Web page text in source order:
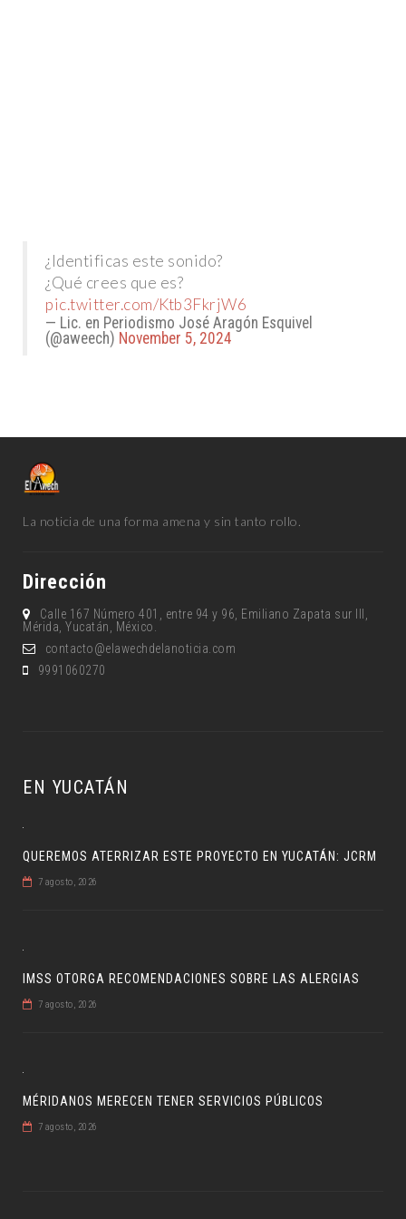
¿Identificas este sonido?
¿Qué crees que es?
pic.twitter.com/Ktb3FkrjW6
— Lic. en Periodismo José Aragón Esquivel
(@aweech) November 5, 2024
La noticia de una forma amena y sin tanto rollo.
Dirección
Calle 167 Número 401, entre 94 y 96, Emiliano Zapata sur lll,
Mérida, Yucatán, México.
contacto@elawechdelanoticia.com
9991060270
EN YUCATÁN
QUEREMOS ATERRIZAR ESTE PROYECTO EN YUCATÁN: JCRM
7 agosto, 2026
IMSS OTORGA RECOMENDACIONES SOBRE LAS ALERGIAS
7 agosto, 2026
MÉRIDANOS MERECEN TENER SERVICIOS PÚBLICOS
7 agosto, 2026